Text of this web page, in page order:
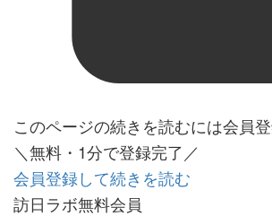
このページの続きを読むには会員
＼無料・1分で登録完了／
会員登録して続きを読む
訪日ラボ無料会員